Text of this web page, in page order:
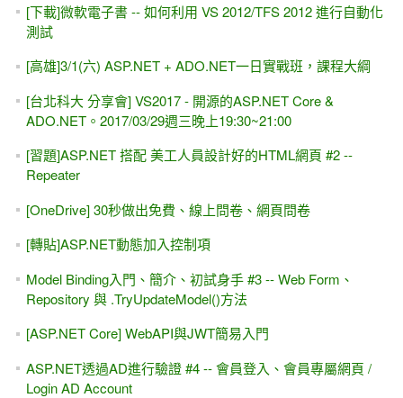
[下載]微軟電子書 -- 如何利用 VS 2012/TFS 2012 進行自動化
測試
[高雄]3/1(六) ASP.NET + ADO.NET一日實戰班，課程大綱
[台北科大 分享會] VS2017 - 開源的ASP.NET Core &
ADO.NET。2017/03/29週三晚上19:30~21:00
[習題]ASP.NET 搭配 美工人員設計好的HTML網頁 #2 --
Repeater
[OneDrive] 30秒做出免費、線上問卷、網頁問卷
[轉貼]ASP.NET動態加入控制項
Model Binding入門、簡介、初試身手 #3 -- Web Form、
Repository 與 .TryUpdateModel()方法
[ASP.NET Core] WebAPI與JWT簡易入門
ASP.NET透過AD進行驗證 #4 -- 會員登入、會員專屬網頁 /
Login AD Account